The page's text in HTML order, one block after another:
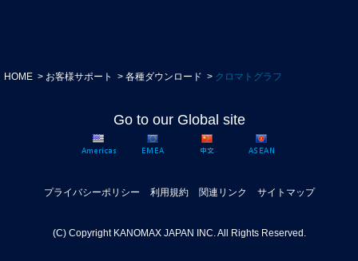
HOME お客様サポート 各種ダウンロード クロマトグラフ
Go to our Global site
プライバシーポリシー 利用規約 関連リンク サイトマップ
(C) Copyright KANOMAX JAPAN INC. All Rights Reserved.